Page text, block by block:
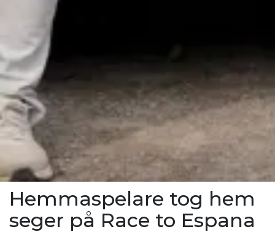
Hemmaspelare tog hem
seger på Race to Espana